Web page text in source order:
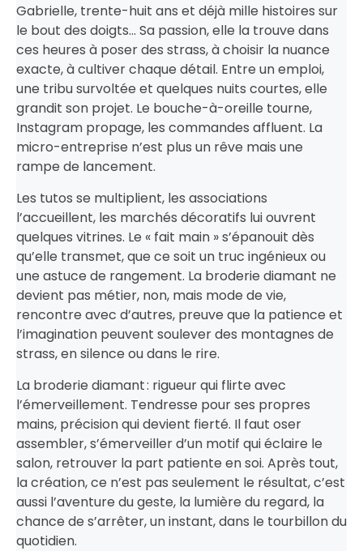
Gabrielle, trente-huit ans et déjà mille histoires sur
le bout des doigts… Sa passion, elle la trouve dans
ces heures à poser des strass, à choisir la nuance
exacte, à cultiver chaque détail. Entre un emploi,
une tribu survoltée et quelques nuits courtes, elle
grandit son projet. Le bouche-à-oreille tourne,
Instagram propage, les commandes affluent. La
micro-entreprise n’est plus un rêve mais une
rampe de lancement.
Les tutos se multiplient, les associations
l’accueillent, les marchés décoratifs lui ouvrent
quelques vitrines. Le « fait main » s’épanouit dès
qu’elle transmet, que ce soit un truc ingénieux ou
une astuce de rangement. La broderie diamant ne
devient pas métier, non, mais mode de vie,
rencontre avec d’autres, preuve que la patience et
l’imagination peuvent soulever des montagnes de
strass, en silence ou dans le rire.
La broderie diamant : rigueur qui flirte avec
l’émerveillement. Tendresse pour ses propres
mains, précision qui devient fierté. Il faut oser
assembler, s’émerveiller d’un motif qui éclaire le
salon, retrouver la part patiente en soi. Après tout,
la création, ce n’est pas seulement le résultat, c’est
aussi l’aventure du geste, la lumière du regard, la
chance de s’arrêter, un instant, dans le tourbillon du
quotidien.